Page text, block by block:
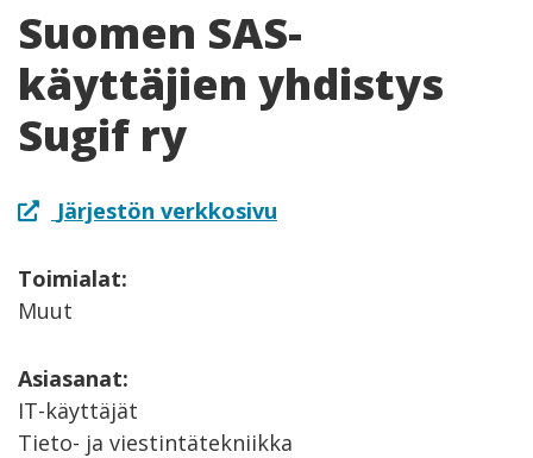
Suomen SAS-
käyttäjien yhdistys
Sugif ry
Järjestön verkkosivu
Toimialat:
Muut
Asiasanat:
IT-käyttäjät
Tieto- ja viestintätekniikka